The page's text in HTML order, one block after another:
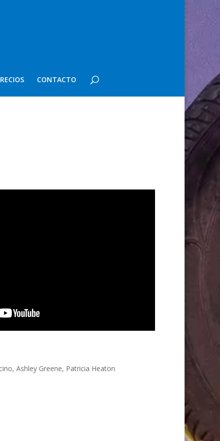
CONTACTO
Ashley Greene, Patricia Heaton